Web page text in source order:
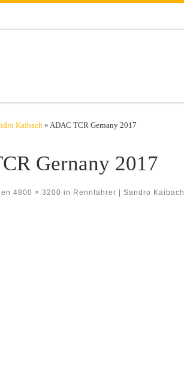
Kaibach » ADAC TCR Gernany 2017
Gernany 2017
4800 × 3200 in Rennfahrer | Sandro Kaibach